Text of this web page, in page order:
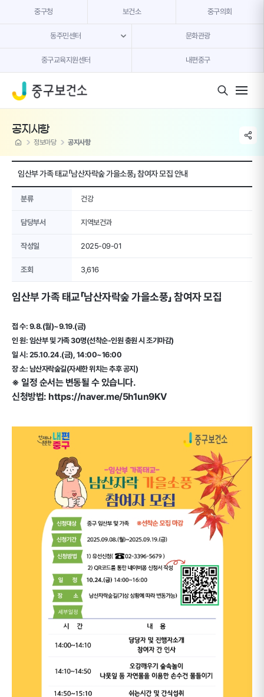
중구청 보건소 중구의회
동주민센터 문화관광
중구교육지원센터 내편중구
공지사항
home 정보마당 공지사항
share
임산부 가족 태교「남산자락숲 가을소풍」 참여자 모집 안내
분류 건강
담당부서 지역보건과
작성일 2025-09-01
조회 3,616
임산부 가족 태교「남산자락숲 가을소풍」 참여자 모집
접 수: 9.8.(월)~9.19.(금)
인 원: 임산부 및 가족 30명(선착순-인원 충원 시 조기마감)
일 시: 25.10.24.(금), 14:00~16:00
장 소: 남산자락숲길(자세한 위치는 추후 공지)
※ 일정 순서는 변동될 수 있습니다.
신청방법: https://naver.me/5h1un9KV